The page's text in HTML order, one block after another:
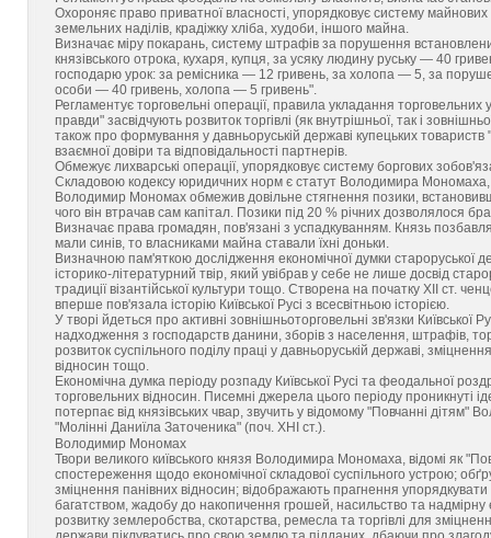
Охороняє право приватної власності, упорядковує систему
земельних наділів, крадіжку хліба, худоби, іншого майна.
Визначає міру покарань, систему штрафів за порушення
князівського отрока, кухаря, купця, за усяку людину руську — 40
господарю урок: за ремісника — 12 гривень, за холопа — 5, за
особи — 40 гривень, холопа — 5 гривень".
Регламентує торговельні операції, правила укладання
правди" засвідчують розвиток торгівлі (як внутрішньої, так і
також про формування у давньоруській державі купецьких товариств
взаємної довіри та відповідальності партнерів.
Обмежує лихварські операції, упорядковує систему боргових
Складовою кодексу юридичних норм є статут Володимира Мономаха,
Володимир Мономах обмежив довільне стягнення позики,
чого він втрачав сам капітал. Позики під 20 % річних дозволялося
Визначає права громадян, пов'язані з успадкуванням. Князь
мали синів, то власниками майна ставали їхні доньки.
Визначною пам'яткою дослідження економічної думки
історико-літературний твір, який увібрав у себе не лише досвід
традиції візантійської культури тощо. Створена на початку XII ст.
вперше пов'язала історію Київської Русі з всесвітньою історією.
У творі йдеться про активні зовнішньоторговельні зв'язки
надходження з господарств данини, зборів з населення, штрафів,
розвиток суспільного поділу праці у давньоруській державі,
відносин тощо.
Економічна думка періоду розпаду Київської Русі та феодальної
торговельних відносин. Писемні джерела цього періоду проникнуті
потерпає від князівських чвар, звучить у відомому "Повчанні
"Молінні Даниїла Заточеника" (поч. ХНІ ст.).
Володимир Мономах
Твори великого київського князя Володимира Мономаха, відомі як
спостереження щодо економічної складової суспільного устрою;
зміцнення панівних відносин; відображають прагнення
багатством, жадобу до накопичення грошей, насильство та
розвитку землеробства, скотарства, ремесла та торгівлі для